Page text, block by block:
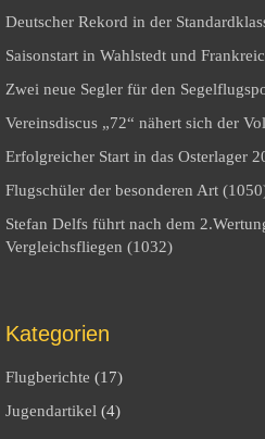
Deutscher Rekord in der
Saisonstart in Wahlstedt und
Zwei neue Segler für den
Vereinsdiscus „72“ nähert sich der
Erfolgreicher Start in das Osterlager
Flugschüler der besonderen Art
Stefan Delfs führt nach dem
Vergleichsfliegen (1032)
Kategorien
Flugberichte (17)
Jugendartikel (4)